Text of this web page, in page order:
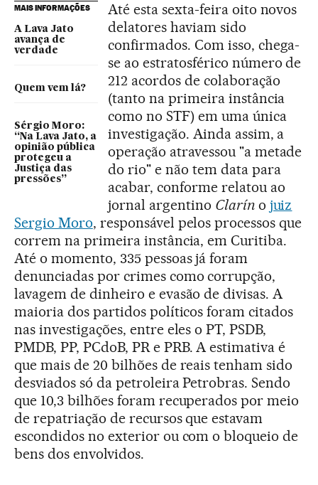
MAIS INFORMAÇÕES
A Lava Jato
avança de
verdade
Quem vem lá?
Sérgio Moro:
“Na Lava Jato, a
opinião pública
protegeu a
Justiça das
pressões”
Até esta sexta-feira oito novos
delatores haviam sido
confirmados. Com isso, chega-
se ao estratosférico número de
212 acordos de colaboração
(tanto na primeira instância
como no STF) em uma única
investigação. Ainda assim, a
operação atravessou "a metade
do rio" e não tem data para
acabar, conforme relatou ao
jornal argentino Claríno juiz
Sergio Moro, responsável pelos processos que
correm na primeira instância, em Curitiba.
Até o momento, 335 pessoas já foram
denunciadas por crimes como corrupção,
lavagem de dinheiro e evasão de divisas. A
maioria dos partidos políticos foram citados
nas investigações, entre eles o PT, PSDB,
PMDB, PP, PCdoB, PR e PRB. A estimativa é
que mais de 20 bilhões de reais tenham sido
desviados só da petroleira Petrobras. Sendo
que 10,3 bilhões foram recuperados por meio
de repatriação de recursos que estavam
escondidos no exterior ou com o bloqueio de
bens dos envolvidos.